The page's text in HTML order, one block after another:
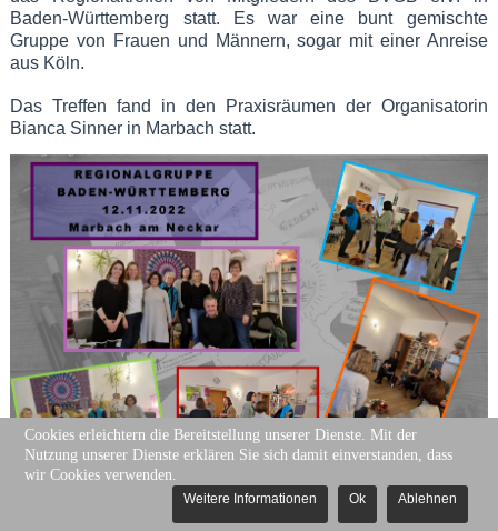
Baden-Württemberg statt. Es war eine bunt gemischte
Gruppe von Frauen und Männern, sogar mit einer Anreise
aus Köln.
Das Treffen fand in den Praxisräumen der Organisatorin
Bianca Sinner in Marbach statt.
Cookies erleichtern die Bereitstellung unserer Dienste. Mit der
Nutzung unserer Dienste erklären Sie sich damit einverstanden, dass
wir Cookies verwenden.
Weitere Informationen Ok Ablehnen